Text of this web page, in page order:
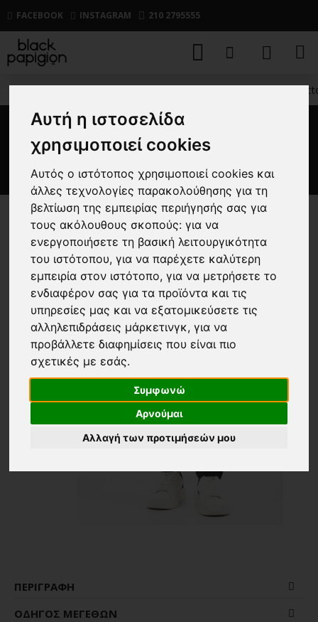
Αυτή η ιστοσελίδα
χρησιμοποιεί cookies
Αυτός ο ιστότοπος χρησιμοποιεί cookies και
άλλες τεχνολογίες παρακολούθησης για τη
βελτίωση της εμπειρίας περιήγησής σας για
τους ακόλουθους σκοπούς:για να
ενεργοποιήσετε τη βασική λειτουργικότητα
του ιστότοπου,για να παρέχετε καλύτερη
εμπειρία στον ιστότοπο,για να μετρήσετε το
ενδιαφέρον σας για τα προϊόντα και τις
υπηρεσίες μας και να εξατομικεύσετε τις
αλληλεπιδράσεις μάρκετινγκ,για να
προβάλλετε διαφημίσεις που είναι πιο
σχετικές με εσάς.
Συμφωνώ
Αρνούμαι
Αλλαγή των προτιμήσεών μου
FACEBOOK INSTAGRAM 210 2795555
ΑΝΔΡΙΚΑ ΠΑΝΤΕΛΟΝΙΑ CASUAL Παντελόνι
Παντελόνι Vittorio Grosseto
ΠΕΡΙΓΡΑΦΉ
ΟΔΗΓΌΣ ΜΕΓΕΘΏΝ